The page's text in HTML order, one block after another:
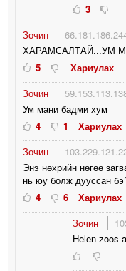
3
Зочин
ХАРАМСАЛТАЙ...УМ
5
Хариулах
Зочин
Ум мани бадми хум
4
1
Хариулах
Зочин
Энэ нөхрийн нөгөө
нь юу болж дууссан
4
6
Хариулах
Зочин
Helen zoos